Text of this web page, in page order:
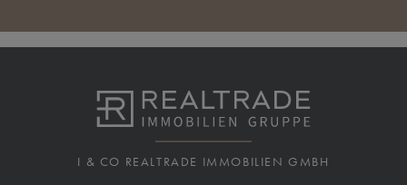
I & CO REALTRADE IMMOBILIEN GMBH